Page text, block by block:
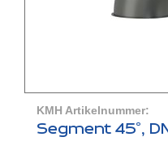
KMH Artikelnummer:
Segment 45°,